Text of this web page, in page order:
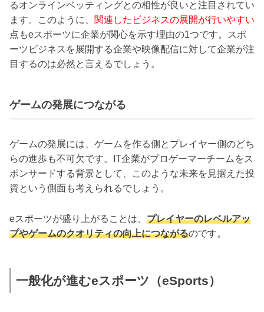
るオンラインベッティングとの相性が良いと注目されてい
ます。このように、 関連したビジネスの展開が行いやすい
点もeスポーツに企業が関心を示す理由の1つです。スポ
ーツビジネスを展開する企業や映像配信に対して企業が注
目するのは必然と言えるでしょう。
ゲームの発展につながる
ゲームの発展には、ゲームを作る側とプレイヤー側のどち
らの進歩も不可欠です。IT企業がプロゲーマーチームをス
ポンサードする背景として、このような未来を見据えた投
資という側面も考えられるでしょう。
eスポーツが盛り上がることは、 プレイヤーのレベルアッ
プやゲームのクオリティの向上につながるのです。
一般化が進むeスポーツ（eSports）